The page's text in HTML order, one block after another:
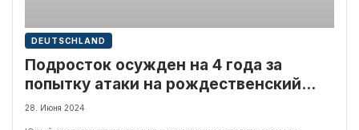
DEUTSCHLAND
Подросток осужден на 4 года за
попытку атаки на рождественский
рынок в Леверкузене
28. Июня 2024